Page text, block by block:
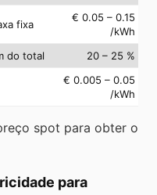
fixa
€ 0.05 – 0.15
/kWh
do total
20 – 25 %
€ 0.005 – 0.05
/kWh
spot para obter o
para